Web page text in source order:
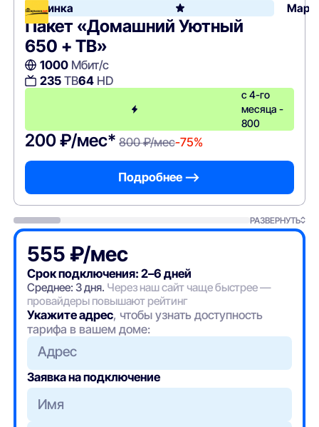
Новинка
Пакет «Домашний Уютный
650 + ТВ»
1000Мбит/с
235ТВ64HD
с 4-го
месяца -
800
200 ₽/мес* 800 ₽/мес-75%
Подробнее —>
РАЗВЕРНУТЬ
555 ₽/мес
Срок подключения: 2–6 дней
Среднее: 3 дня. Через наш сайт чаще быстрее —
провайдеры повышают рейтинг
Укажите адрес, чтобы узнать доступность
тарифа в вашем доме:
Адрес
Заявка на подключение